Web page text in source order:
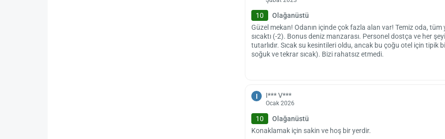
10
Olağanüstü
Güzel mekan! Odanın içinde çok fazla alan var! Temiz oda,
sıcaktı (-2). Bonus deniz manzarası. Personel dostça ve her
tutarlıdır. Sıcak su kesintileri oldu, ancak bu çoğu otel için tipik
soğuk ve tekrar sıcak). Bizi rahatsız etmedi.
I I*** V***
Ocak 2026
10
Olağanüstü
Konaklamak için sakin ve hoş bir yerdir.